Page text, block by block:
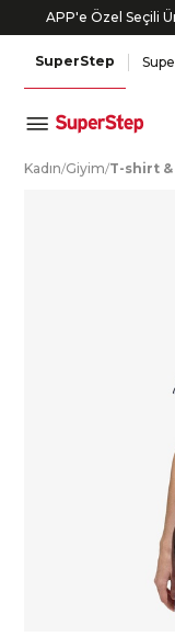
APP'e Özel Seçili
SuperStep
Kadın/Giyim/T-shirt &